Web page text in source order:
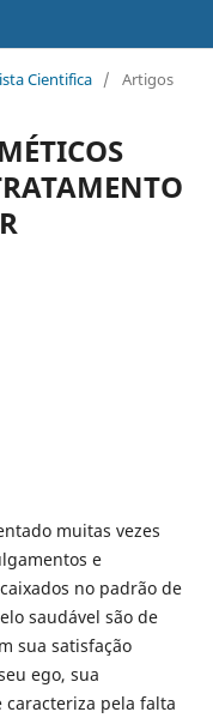
Cientifica / Artigos
muitas vezes
e
no padrão de
saudável são de
sua satisfação
ego, sua
caracteriza pela falta